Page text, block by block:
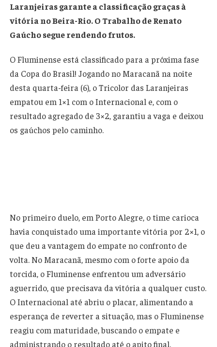
Laranjeiras garante a classificação graças à
vitória no Beira-Rio. O Trabalho de Renato
Gaúcho segue rendendo frutos.
O Fluminense está classificado para a próxima fase
da Copa do Brasil! Jogando no Maracanã na noite
desta quarta-feira (6), o Tricolor das Laranjeiras
empatou em 1×1 com o Internacional e, com o
resultado agregado de 3×2, garantiu a vaga e deixou
os gaúchos pelo caminho.
No primeiro duelo, em Porto Alegre, o time carioca
havia conquistado uma importante vitória por 2×1, o
que deu a vantagem do empate no confronto de
volta. No Maracanã, mesmo com o forte apoio da
torcida, o Fluminense enfrentou um adversário
aguerrido, que precisava da vitória a qualquer custo.
O Internacional até abriu o placar, alimentando a
esperança de reverter a situação, mas o Fluminense
reagiu com maturidade, buscando o empate e
administrando o resultado até o apito final.